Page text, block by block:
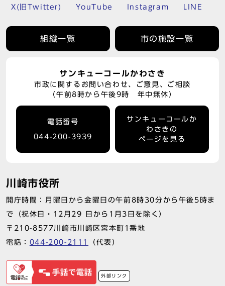
X(旧Twitter) YouTube Instagram LINE
組織一覧 市の施設一覧
サンキューコールかわさき
市政に関するお問い合わせ、ご意見、ご相談
（午前8時から午後9時 年中無休）
電話番号
044-200-3939
サンキューコールか
わさきの
ページを見る
川崎市役所
開庁時間：月曜日から金曜日の午前8時30分から午後5時ま
で（祝休日・12月29 日から1月3日を除く）
〒210-8577川崎市川崎区宮本町1番地
電話： 044-200-2111 （代表）
外部リンク